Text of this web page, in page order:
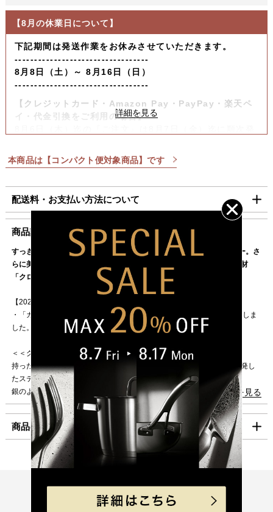
【8月の休業日について】
下記期間は発送作業をお休みさせていただきます。
----------------------------------
8月8日（土）～ 8月16日（日）
----------------------------------
【クレジットカード・Amazon Pay・PayPay・楽天ペ
イ・代金引換をご利用の場合】
【コンビニ決済をご利用の場合】
（金）迄に順次発送いたします。
上記日時以降のご注文及びご入金確認分につきましては、8月
17日（月）以降の発送となります。
ご迷惑をお掛けいたしますが、何卒ご了承賜りますよう
お願い申し上げます。
本商品は【コンパクト便対象商品】です
配送料・お支払い方法について
■配送料（税込）
北海道 1,100円
東北・関東・信越・
840円
中国・四国
九州 1,100円
海外への発送は行っておりません。
「コンパクト便」の送料はこちら。
■お支払方法
「コンパクト便」を選択の場合は、クレジット決済のみのご利用となりま
す。
クレジット決済
商品説明
すっきりとした輪郭とモダンなプロポーションのデザインのカトラリー。さ
らに美しさを長持ちさせる、WMF最高峰のカトラリー用ステンレス素材
「クロマーガンプロテクト」採用。
【2023年度グッドデザイン賞を受賞】
・「カルトプラス」シリーズは「2023年度 グッドデザイン賞」を受賞しま
した。
＜＜グッドデザイン賞2023 審査委員の評価＞＞
持った瞬間に使いやすさを感じるカトラリーである。WMFが独自に開発し
たステンレス素材「クロマーガンプロテクト」を使用しており、傷にも強く
銀のような輝きを保ち、耐久性にも優れているため、安心して使用できる。
その開発からは良質な製品を追求するメーカーの努力が感じられ好感を抱い
た。また、カトラリーの使用感を熟考されたことが伝わる、上品で柔らかな
美しい形状そのものも高く評価できる。フォーマルな席から日常使いまで、
長く使用できそうだ。
WMF独自のステンレス素材「クロマーガン」を改良し、通常のクロマーガ
素材「クロマーガンプロテクト」を採用。傷に強く耐久性があるため、磨か
れた表面は美しい光沢があり、シルバーのような美しい輝きが長続きしま
続きを見る
商品の仕様
製品サイズ（寸法）
長さ (mm):210
製品重量（ｇ）:70
Recommend